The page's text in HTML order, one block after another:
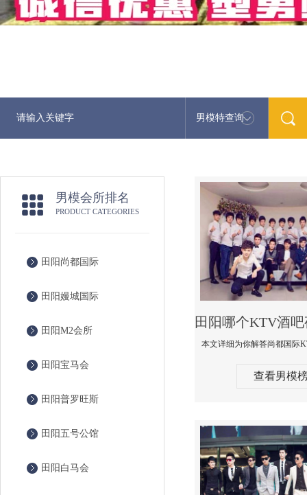
男模特查询
男模会所排名
PRODUCT CATEGORIES
田阳尚都国际
田阳嫚城国际
田阳M2会所
田阳宝马会
田阳普罗旺斯
田阳五号公馆
田阳白马会
查看男模